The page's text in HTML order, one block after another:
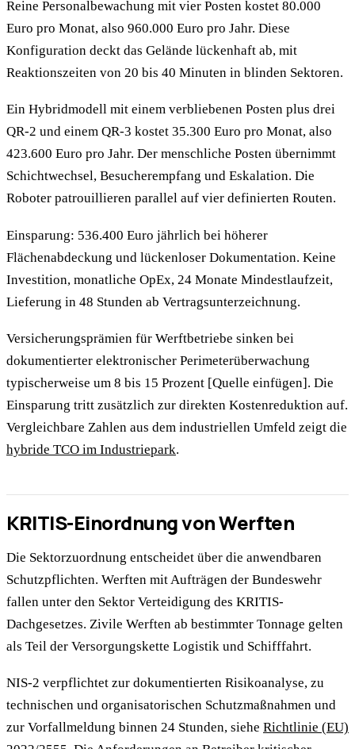
Reine Personalbewachung mit vier Posten kostet 80.000
Euro pro Monat, also 960.000 Euro pro Jahr. Diese
Konfiguration deckt das Gelände lückenhaft ab, mit
Reaktionszeiten von 20 bis 40 Minuten in blinden Sektoren.
Ein Hybridmodell mit einem verbliebenen Posten plus drei
QR-2 und einem QR-3 kostet 35.300 Euro pro Monat, also
423.600 Euro pro Jahr. Der menschliche Posten übernimmt
Schichtwechsel, Besucherempfang und Eskalation. Die
Roboter patrouillieren parallel auf vier definierten Routen.
Einsparung: 536.400 Euro jährlich bei höherer
Flächenabdeckung und lückenloser Dokumentation. Keine
Investition, monatliche OpEx, 24 Monate Mindestlaufzeit,
Lieferung in 48 Stunden ab Vertragsunterzeichnung.
Versicherungsprämien für Werftbetriebe sinken bei
dokumentierter elektronischer Perimeterüberwachung
typischerweise um 8 bis 15 Prozent [Quelle einfügen]. Die
Einsparung tritt zusätzlich zur direkten Kostenreduktion auf.
Vergleichbare Zahlen aus dem industriellen Umfeld zeigt die
hybride TCO im Industriepark.
KRITIS-Einordnung von Werften
Die Sektorzuordnung entscheidet über die anwendbaren
Schutzpflichten. Werften mit Aufträgen der Bundeswehr
fallen unter den Sektor Verteidigung des KRITIS-
Dachgesetzes. Zivile Werften ab bestimmter Tonnage gelten
als Teil der Versorgungskette Logistik und Schifffahrt.
NIS-2 verpflichtet zur dokumentierten Risikoanalyse, zu
technischen und organisatorischen Schutzmaßnahmen und
zur Vorfallmeldung binnen 24 Stunden, siehe Richtlinie (EU)